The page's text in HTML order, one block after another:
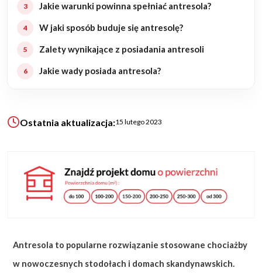
Realizacje
Referencje
Filmy
KONAKT
Jakie warunki powinna spełniać antresola?
W jaki sposób buduje się antresolę?
Zalety wynikające z posiadania antresoli
Jakie wady posiada antresola?
Ostatnia aktualizacja:15 lutego 2023
Antresola to popularne rozwiązanie stosowane chociażby
w nowoczesnych stodołach i domach skandynawskich.